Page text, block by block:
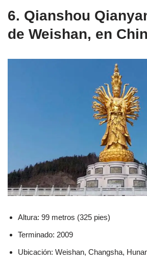
6. Qianshou
de Weishan, en
Altura: 99 metros (325 pies)
Terminado: 2009
Ubicación: Weishan, Changsha,